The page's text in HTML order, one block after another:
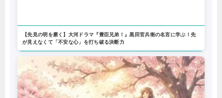
【先見の明を磨く】大河ドラマ『豊臣兄弟！』黒田官兵衛の名言に学ぶ！先
が見えなくて「不安な心」を打ち破る決断力